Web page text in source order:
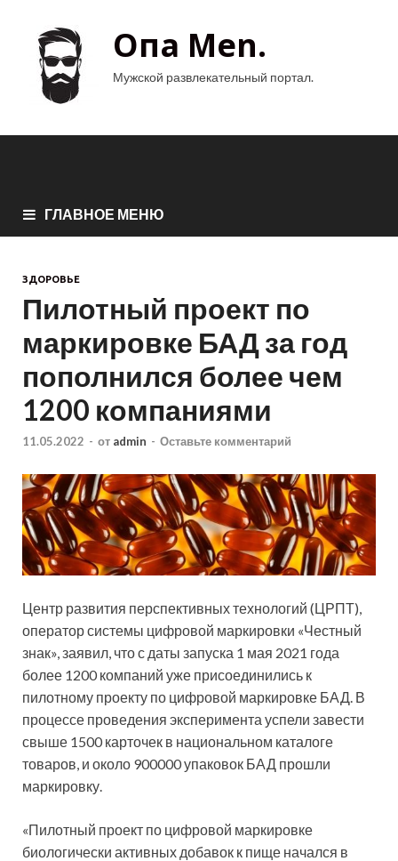
Опа Men.
Мужской развлекательный портал.
ГЛАВНОЕ МЕНЮ
ЗДОРОВЬЕ
Пилотный проект по
маркировке БАД за год
пополнился более чем
1200 компаниями
11.05.2022 - от admin - Оставьте комментарий
Центр развития перспективных технологий (ЦРПТ),
оператор системы цифровой маркировки «Честный
знак», заявил, что с даты запуска 1 мая 2021 года
более 1200 компаний уже присоединились к
пилотному проекту по цифровой маркировке БАД. В
процессе проведения эксперимента успели завести
свыше 1500 карточек в национальном каталоге
товаров, и около 900000 упаковок БАД прошли
маркировку.
«Пилотный проект по цифровой маркировке
биологически активных добавок к пище начался в